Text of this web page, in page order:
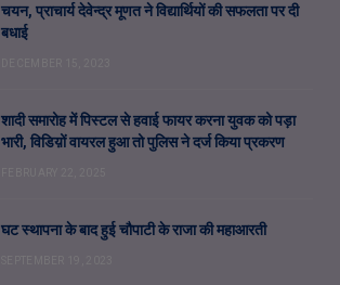
चयन, प्राचार्य देवेन्द्र मूणत ने विद्यार्थियों की सफलता पर दी
बधाई
शादी समारोह में पिस्टल से हवाई फायर करना युवक को पड़ा
भारी, विडिय़ों वायरल हुआ तो पुलिस ने दर्ज किया प्रकरण
घट स्थापना के बाद हुई चौपाटी के राजा की महाआरती